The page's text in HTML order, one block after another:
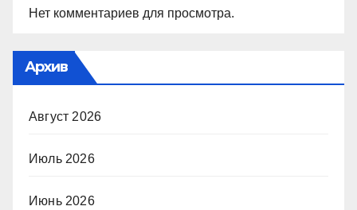
Нет комментариев для просмотра.
Архив
Август 2026
Июль 2026
Июнь 2026